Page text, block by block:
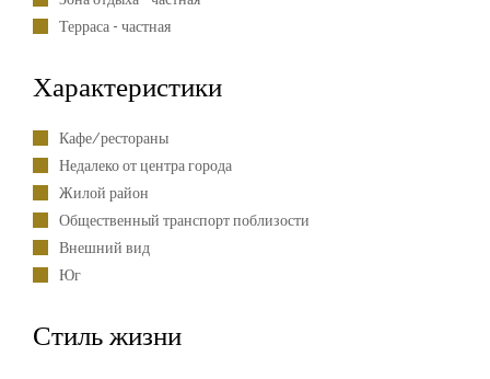
Терраса - частная
Характеристики
Кафе/рестораны
Недалеко от центра города
Жилой район
Общественный транспорт поблизости
Внешний вид
Юг
Стиль жизни